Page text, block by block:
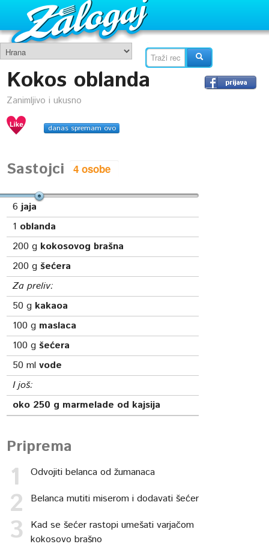
Kokos oblanda
Zanimljivo i ukusno
danas spremam ovo
Sastojci
6 jaja
1 oblanda
200 g kokosovog brašna
200 gšećera
Za preliv:
50 g kakaoa
100 g maslaca
100 gšećera
50 mlvode
I još:
oko 250 g marmelade od kajsija
Priprema
Odvojiti belanca od žumanaca
Belanca mutiti miserom i dodavati šećer
Kad se šećer rastopi umešati varjačom
kokosovo brašno